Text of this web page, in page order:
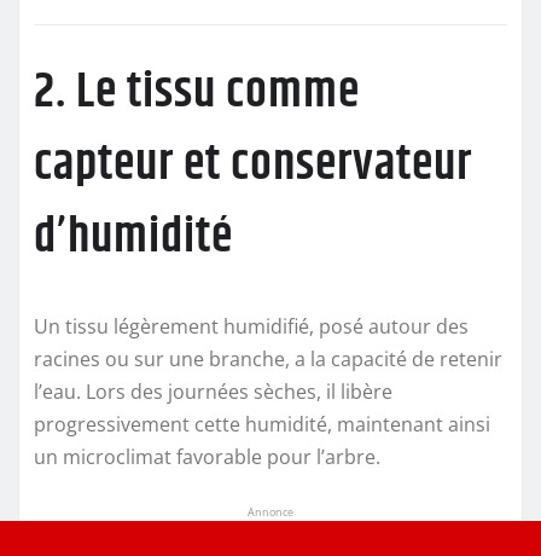
2. Le tissu comme
capteur et conservateur
d’humidité
Un tissu légèrement humidifié, posé autour des
racines ou sur une branche, a la capacité de retenir
l’eau. Lors des journées sèches, il libère
progressivement cette humidité, maintenant ainsi
un microclimat favorable pour l’arbre.
Annonce